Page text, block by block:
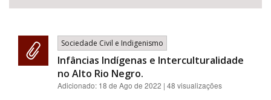
Sociedade Civil e Indigenismo
Infâncias Indígenas e Interculturalidade
no Alto Rio Negro.
Adicionado: 18 de Ago de 2022 | 48 visualizações